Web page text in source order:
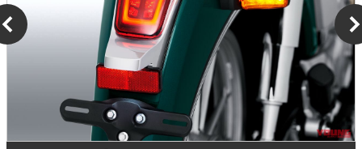
GPX POPz 110［2022 model］